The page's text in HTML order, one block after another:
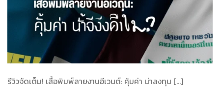
รีวิวจัดเต็ม! เสื้อพิมพ์ลายงานอีเวนต์: คุ้มค่า น่าลงทุน […]